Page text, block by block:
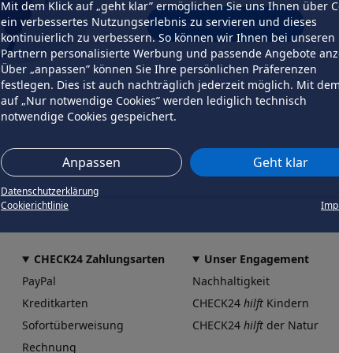
Mit dem Klick auf „geht klar” ermöglichen Sie uns Ihnen über
ein verbessertes Nutzungserlebnis zu servieren und dieses
kontinuierlich zu verbessern. So können wir Ihnen bei unseren
Partnern personalisierte Werbung und passende Angebote
Über „anpassen” können Sie Ihre persönlichen Präferenzen
festlegen. Dies ist auch nachträglich jederzeit möglich. Mit
auf „Nur notwendige Cookies” werden lediglich technisch
notwendige Cookies gespeichert.
Anpassen Geht klar
Datenschutzerklärung
Cookierichtlinie
erneut versuchen
CHECK24 Zahlungsarten
PayPal
Kreditkarten
Sofortüberweisung
Rechnung
Unser Engagement
Nachhaltigkeit
CHECK24 hilft Kindern
CHECK24 hilft der Natur